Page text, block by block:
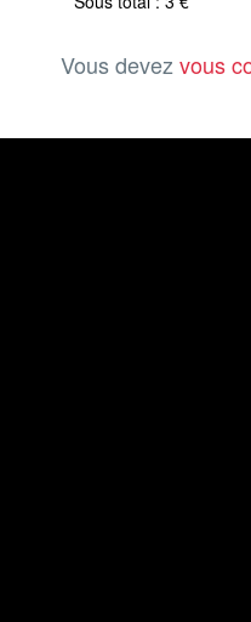
Vous devez vous